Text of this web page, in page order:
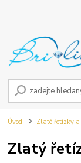
Úvod Zlaté řetízky
Zlatý